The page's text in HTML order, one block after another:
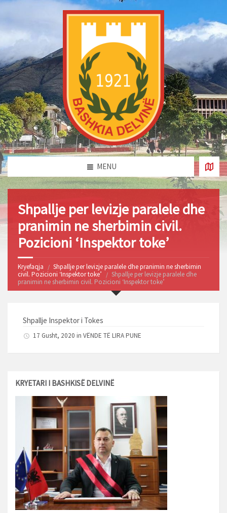
MENU
Shpallje per levizje paralele dhe
pranimin ne sherbimin civil.
Pozicioni ‘Inspektor toke’
Kryefaqja
Shpallje per levizje paralele dhe pranimin ne sherbimin
civil. Pozicioni ‘Inspektor toke’
Shpallje per levizje paralele dhe
pranimin ne sherbimin civil. Pozicioni ‘Inspektor toke’
Shpallje Inspektor i Tokes
17 Gusht, 2020 in VËNDE TË LIRA PUNE
KRYETARI I BASHKISË DELVINË